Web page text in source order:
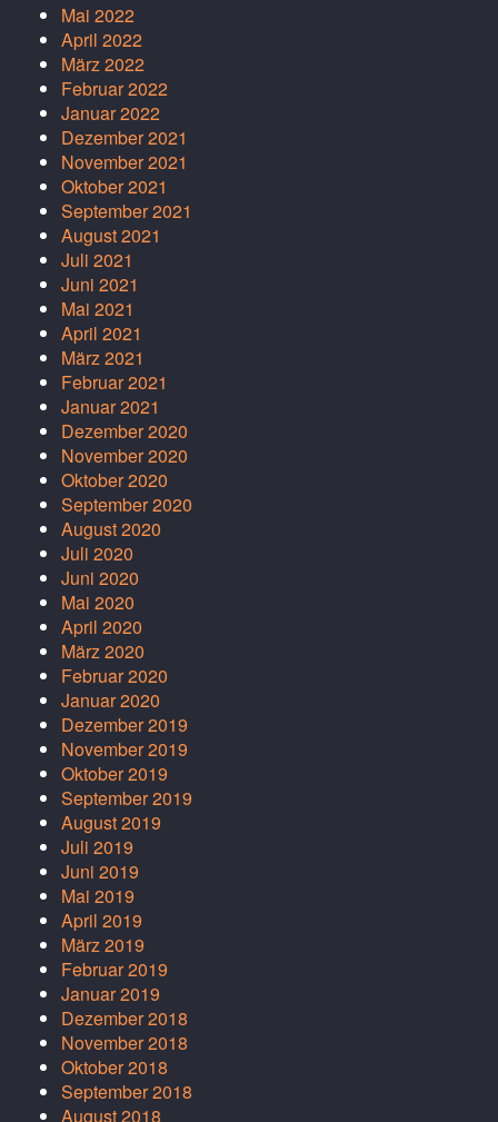
Mai 2022
April 2022
März 2022
Februar 2022
Januar 2022
Dezember 2021
November 2021
Oktober 2021
September 2021
August 2021
Juli 2021
Juni 2021
Mai 2021
April 2021
März 2021
Februar 2021
Januar 2021
Dezember 2020
November 2020
Oktober 2020
September 2020
August 2020
Juli 2020
Juni 2020
Mai 2020
April 2020
März 2020
Februar 2020
Januar 2020
Dezember 2019
November 2019
Oktober 2019
September 2019
August 2019
Juli 2019
Juni 2019
Mai 2019
April 2019
März 2019
Februar 2019
Januar 2019
Dezember 2018
November 2018
Oktober 2018
September 2018
August 2018